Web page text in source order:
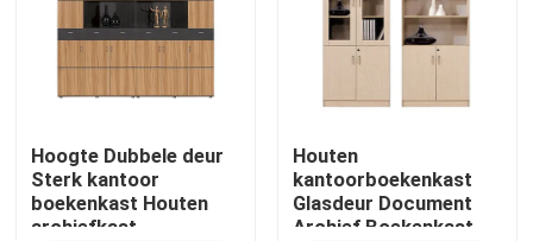
Hoogte Dubbele deur
Sterk kantoor
boekenkast Houten
archiefkast
Houten
kantoorboekenkast
Glasdeur Document
Archief Boekenkast